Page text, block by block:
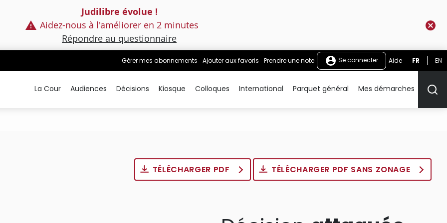
Judilibre évolue !
Aidez-nous à l'améliorer en 2 minutes
Répondre au questionnaire
Gérer mes abonnements Ajouter aux favoris Prendre une note Se connecter Aide FR EN
La Cour Audiences Décisions Kiosque Colloques International Parquet général Mes démarches
TÉLÉCHARGER PDF TÉLÉCHARGER PDF SANS ZONAGE